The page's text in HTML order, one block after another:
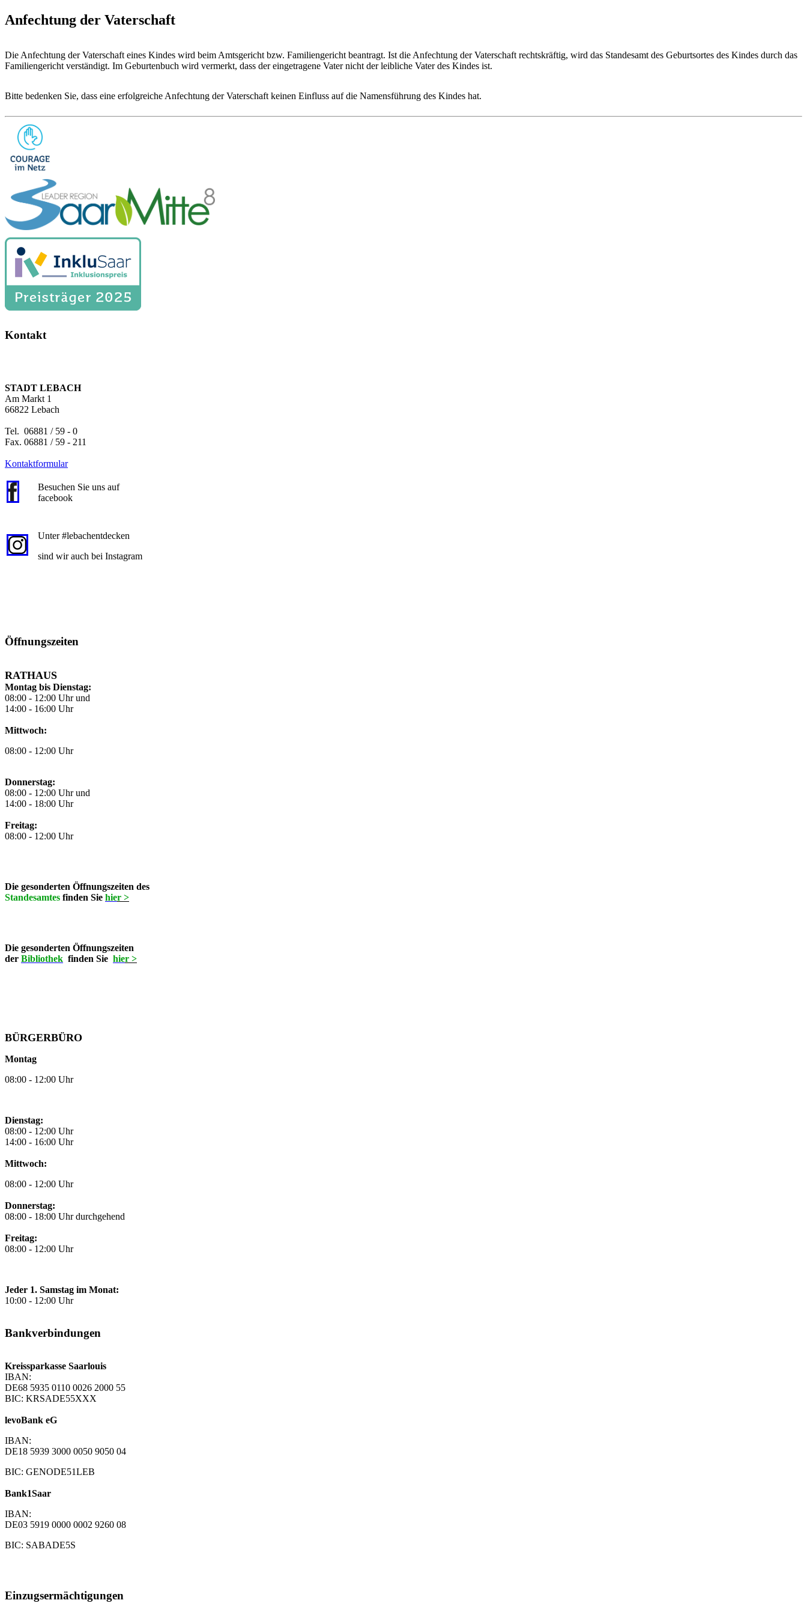
Anfechtung der Vaterschaft
Die Anfechtung der Vaterschaft eines Kindes wird beim Amtsgericht bzw. Familiengericht beantragt. Ist die Anfechtung der Vaterschaft rechtskräftig, wird das Standesamt des Geburtsortes des Kindes durch das
Familiengericht verständigt. Im Geburtenbuch wird vermerkt, dass der eingetragene Vater nicht der leibliche Vater des Kindes ist.
Bitte bedenken Sie, dass eine erfolgreiche Anfechtung der Vaterschaft keinen Einfluss auf die Namensführung des Kindes hat.
Kontakt
STADT LEBACH
Am Markt 1
66822 Lebach
Tel. 06881 / 59 - 0
Fax. 06881 / 59 - 211
Kontaktformular
Besuchen Sie uns auf
facebook
Unter #lebachentdecken
sind wir auch bei Instagram
Öffnungszeiten
RATHAUS
Montag bis Dienstag:
08:00 - 12:00 Uhr und
14:00 - 16:00 Uhr
Mittwoch:
08:00 - 12:00 Uhr
Donnerstag:
08:00 - 12:00 Uhr und
14:00 - 18:00 Uhr
Freitag:
08:00 - 12:00 Uhr
Die gesonderten Öffnungszeiten des
Standesamtes finden Sie hier >
Die gesonderten Öffnungszeiten
der Bibliothek finden Sie hier >
BÜRGERBÜRO
Montag
08:00 - 12:00 Uhr
Dienstag:
08:00 - 12:00 Uhr
14:00 - 16:00 Uhr
Mittwoch:
08:00 - 12:00 Uhr
Donnerstag:
08:00 - 18:00 Uhr durchgehend
Freitag:
08:00 - 12:00 Uhr
Jeder 1. Samstag im Monat:
10:00 - 12:00 Uhr
Bankverbindungen
Kreissparkasse Saarlouis
IBAN:
DE68 5935 0110 0026 2000 55
BIC: KRSADE55XXX
levoBank eG
IBAN:
DE18 5939 3000 0050 9050 04
BIC: GENODE51LEB
Bank1Saar
IBAN:
DE03 5919 0000 0002 9260 08
BIC: SABADE5S
Einzugsermächtigungen